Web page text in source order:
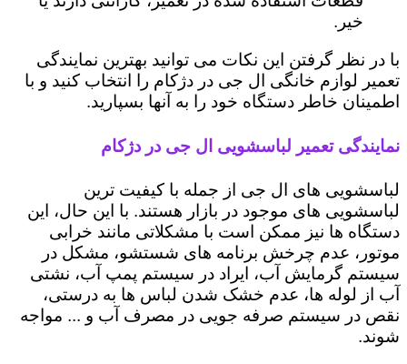
خیر.
با در نظر گرفتن این نکات می توانید بهترین نمایندگی
تعمیر لوازم خانگی ال جی در دژکام را انتخاب کنید و با
اطمینان خاطر دستگاه خود را به آنها بسپارید.
نمایندگی تعمیر لباسشویی ال جی در دژکام
لباسشویی های ال جی از جمله با کیفیت ترین
لباسشویی های موجود در بازار هستند. با این حال، این
دستگاه ها نیز ممکن است با مشکلاتی مانند خرابی
موتور، عدم چرخش برنامه های شستشو، مشکل در
سیستم گرمایش آب، ایراد در سیستم پمپ آب، نشتی
آب از لوله ها، عدم خشک شدن لباس ها به درستی،
نقص در سیستم صرفه جویی در مصرف آب و ... مواجه
شوند.